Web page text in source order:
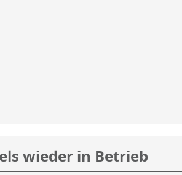
wieder in Betrieb